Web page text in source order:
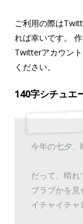
ご利用の際は
れば幸いです。
Twitterアカウン
ください。
140字シチュエ
今年の七夕、
だって、晴
ブラブかを
イチャイチャ